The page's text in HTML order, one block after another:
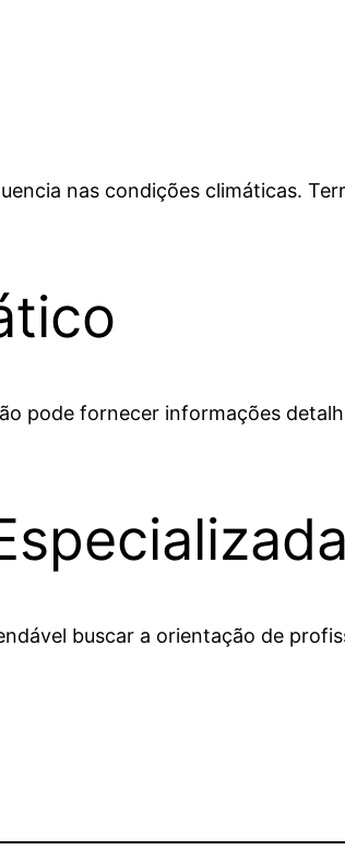
nas condições climáticas.
pode fornecer informações
buscar a orientação de